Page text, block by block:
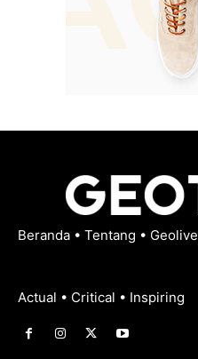
Beranda • Tentang • Geolive
Actual • Critical • Inspiring